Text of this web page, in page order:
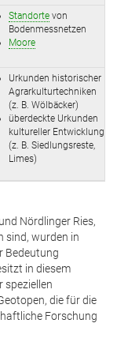
Standorte von
Bodenmessnetzen
Moore
Urkunden historischer
Agrarkulturtechniken
(z. B. Wölbäcker)
überdeckte Urkunden
kultureller Entwicklung
(z. B. Siedlungsreste,
Limes)
Nördlinger Ries,
sind, wurden in
Bedeutung
in diesem
speziellen
die für die
Forschung